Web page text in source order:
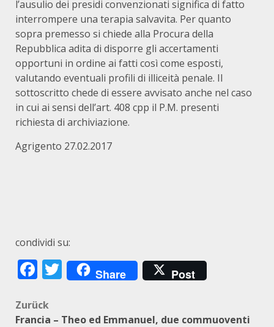
l’ausulio dei presidi convenzionati significa di fatto
interrompere una terapia salvavita. Per quanto
sopra premesso si chiede alla Procura della
Repubblica adita di disporre gli accertamenti
opportuni in ordine ai fatti così come esposti,
valutando eventuali profili di illiceità penale. Il
sottoscritto chede di essere avvisato anche nel caso
in cui ai sensi dell’art. 408 cpp il P.M. presenti
richiesta di archiviazione.
Agrigento 27.02.2017
condividi su:
Facebook
Twitter
Share Post
Beitragsnavigation
Zurück
Francia – Theo ed Emmanuel, due commuoventi